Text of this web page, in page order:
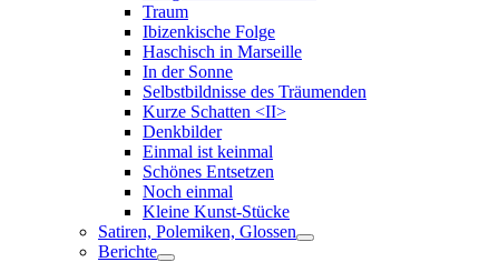
Traum
Ibizenkische Folge
Haschisch in Marseille
In der Sonne
Selbstbildnisse des Träumenden
Kurze Schatten <II>
Denkbilder
Einmal ist keinmal
Schönes Entsetzen
Noch einmal
Kleine Kunst-Stücke
Satiren, Polemiken, Glossen
Berichte